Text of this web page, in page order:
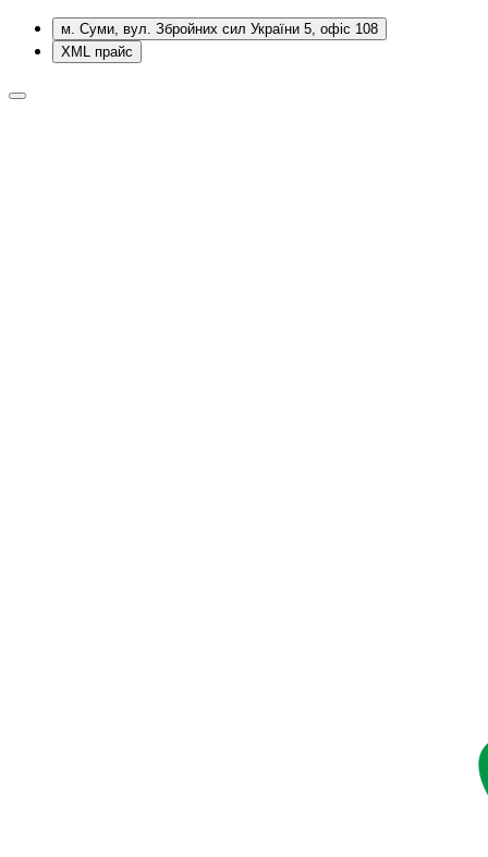
м. Суми, вул. Збройних сил України 5, офіс 108
XML прайс